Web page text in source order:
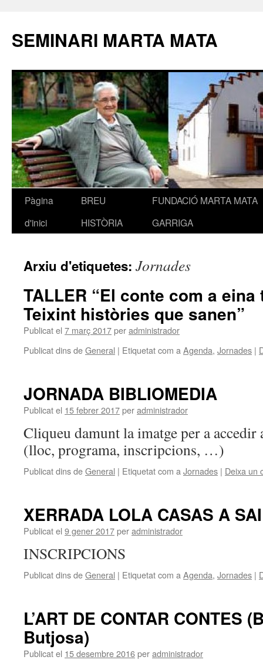
SEMINARI MARTA MATA
Vés
Pàgina
d'inici
BREU
HISTÒRIA
FUNDACIÓ MARTA MATA
GARRIGA
Arxiu d'etiquetes: Jornades
TALLER “El conte com a
Teixint històries que sanen”
Publicat el 7 març 2017peradministrador
Publicat dins deGeneral | Etiquetat com a Agenda, Jornades |
JORNADA BIBLIOMEDIA
Publicat el 15 febrer 2017peradministrador
Cliqueu damunt la imatge per a
(lloc, programa, inscripcions, …)
Publicat dins deGeneral | Etiquetat com a Jornades | Deixa un
XERRADA LOLA CASAS A
Publicat el 9 gener 2017peradministrador
INSCRIPCIONS
Publicat dins deGeneral | Etiquetat com a Agenda, Jornades |
L’ART DE CONTAR CONTES
Butjosa)
Publicat el 15 desembre 2016peradministrador